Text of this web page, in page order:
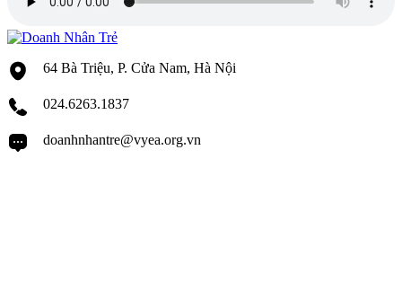
64 Bà Triệu, P. Cửa Nam, Hà Nội
024.6263.1837
doanhnhantre@vyea.org.vn